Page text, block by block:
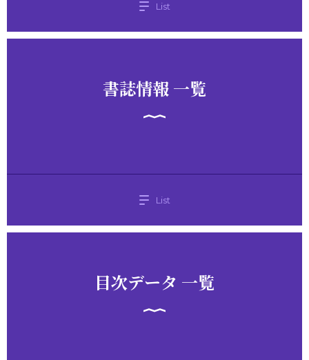
List
書誌情報 一覧
List
目次データ 一覧